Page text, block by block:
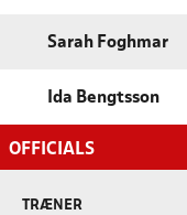
Sarah Foghmar
Ida Bengtsson
OFFICIALS
TRÆNER